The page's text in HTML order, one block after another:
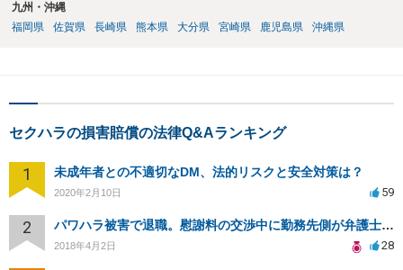
九州・沖縄
福岡県
佐賀県 長崎県 熊本県 大分県 宮崎県 鹿児島県 沖縄県
セクハラの損害賠償の法律Q&Aランキング
1 未成年者との不適切なDM、法的リスクと安全対策は？
2020年2月10日 59
2 パワハラ被害で退職。慰謝料の交渉中に勤務先側が弁護士を立ててきました
2018年4月2日 28